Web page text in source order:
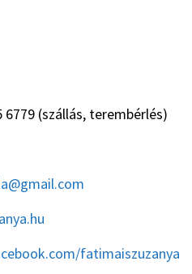
(szállás, terembérlés)
fatimaiszuzanya